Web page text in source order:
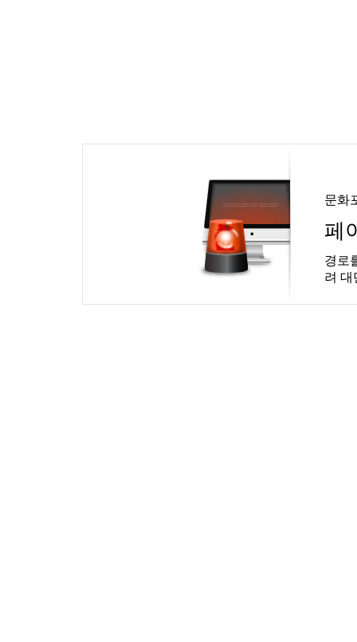
문화
페
경로
려 대